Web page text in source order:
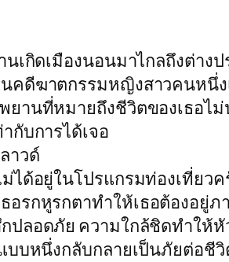
เกิดเมืองนอนมาไกลถึงต่างป
คดีฆาตกรรมหญิงสาวคนหนึ่
ยานที่หมายถึงชีวิตของเธอไ
กับการได้เจอ
าวด์
ม่ได้อยู่ในโปรแกรมท่องเที่ยว
รกหูรกตาทำให้เธอต้องอยู่
ปลอดภัย ความใกล้ชิดทำให้หั
บบหนึ่งกลับกลายเป็นภัยต่อชีวิ